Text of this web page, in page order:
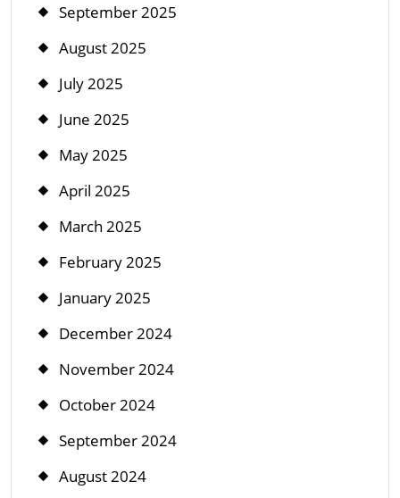
September 2025
August 2025
July 2025
June 2025
May 2025
April 2025
March 2025
February 2025
January 2025
December 2024
November 2024
October 2024
September 2024
August 2024